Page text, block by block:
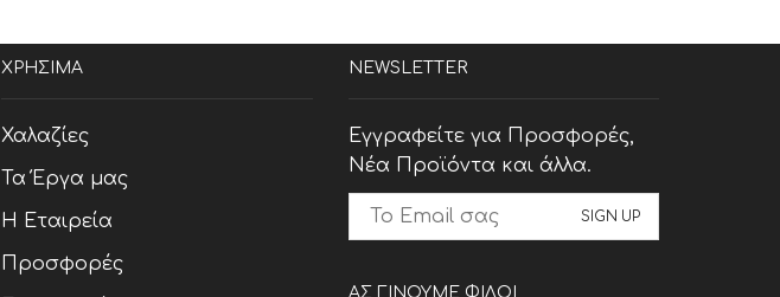
ΧΡΗΣΙΜΑ
Χαλαζίες
Τα Έργα μας
Η Εταιρεία
Προσφορές
NEWSLETTER
Εγγραφείτε για Προσφορές,
Νέα Προϊόντα και άλλα.
ΑΣ ΓΙΝΟΥΜΕ ΦΙΛΟΙ